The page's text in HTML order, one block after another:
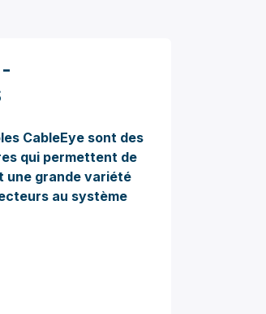
CableEyesont des
qui permettent de
une grande variété
au système